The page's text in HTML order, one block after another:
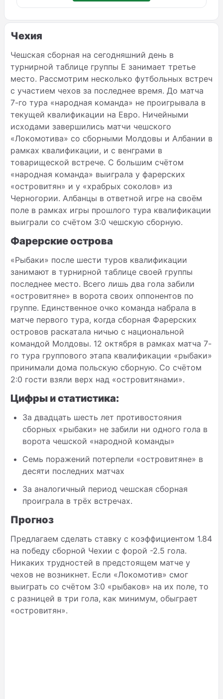
Чехия
Чешская сборная на сегодняшний день в
турнирной таблице группы E занимает третье
место. Рассмотрим несколько футбольных встреч
с участием чехов за последнее время. До матча
7-го тура «народная команда» не проигрывала в
текущей квалификации на Евро. Ничейными
исходами завершились матчи чешского
«Локомотива» со сборными Молдовы и Албании в
рамках квалификации, и с венграми в
товарищеской встрече. С большим счётом
«народная команда» выиграла у фарерских
«островитян» и у «храбрых соколов» из
Черногории. Албанцы в ответной игре на своём
поле в рамках игры прошлого тура квалификации
выиграли со счётом 3:0 чешскую сборную.
Фарерские острова
«Рыбаки» после шести туров квалификации
занимают в турнирной таблице своей группы
последнее место. Всего лишь два гола забили
«островитяне» в ворота своих оппонентов по
группе. Единственное очко команда набрала в
матче первого тура, когда сборная Фарерских
островов раскатала ничью с национальной
командой Молдовы. 12 октября в рамках матча 7-
го тура группового этапа квалификации «рыбаки»
принимали дома польскую сборную. Со счётом
2:0 гости взяли верх над «островитянами».
Цифры и статистика:
За двадцать шесть лет противостояния
сборных «рыбаки» не забили ни одного гола в
ворота чешской «народной команды»
Семь поражений потерпели «островитяне» в
десяти последних матчах
За аналогичный период чешская сборная
проиграла в трёх встречах.
Прогноз
Предлагаем сделать ставку с коэффициентом 1.84
на победу сборной Чехии с форой -2.5 гола.
Никаких трудностей в предстоящем матче у
чехов не возникнет. Если «Локомотив» смог
выиграть со счётом 3:0 «рыбаков» на их поле, то
с разницей в три гола, как минимум, обыграет
«островитян».